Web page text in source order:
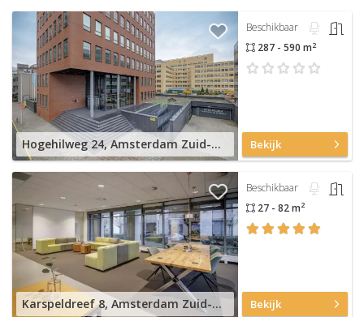
Hogehilweg 24, Amsterdam Zuid-Oost
Beschikbaar
287 - 590 m2
Bekijk
Karspeldreef 8, Amsterdam Zuid-Oost
Beschikbaar
27 - 82 m2
Bekijk